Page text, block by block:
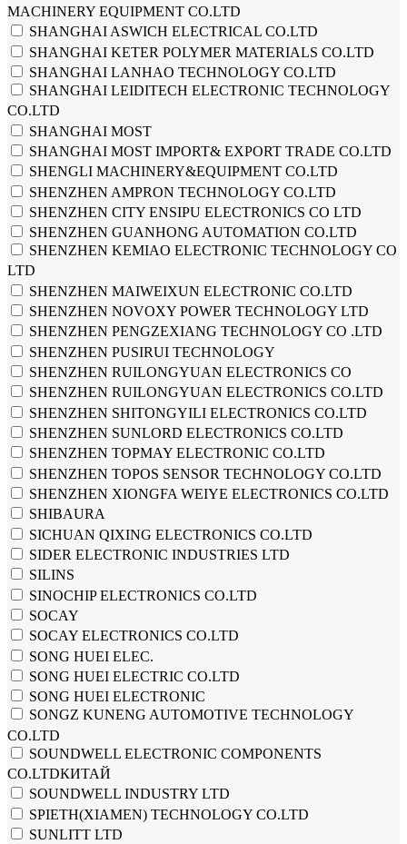
MACHINERY EQUIPMENT CO.LTD
SHANGHAI ASWICH ELECTRICAL CO.LTD
SHANGHAI KETER POLYMER MATERIALS CO.LTD
SHANGHAI LANHAO TECHNOLOGY CO.LTD
SHANGHAI LEIDITECH ELECTRONIC TECHNOLOGY
CO.LTD
SHANGHAI MOST
SHANGHAI MOST IMPORT& EXPORT TRADE CO.LTD
SHENGLI MACHINERY&EQUIPMENT CO.LTD
SHENZHEN AMPRON TECHNOLOGY CO.LTD
SHENZHEN CITY ENSIPU ELECTRONICS CO LTD
SHENZHEN GUANHONG AUTOMATION CO.LTD
SHENZHEN KEMIAO ELECTRONIC TECHNOLOGY CO
LTD
SHENZHEN MAIWEIXUN ELECTRONIC CO.LTD
SHENZHEN NOVOXY POWER TECHNOLOGY LTD
SHENZHEN PENGZEXIANG TECHNOLOGY CO .LTD
SHENZHEN PUSIRUI TECHNOLOGY
SHENZHEN RUILONGYUAN ELECTRONICS CO
SHENZHEN RUILONGYUAN ELECTRONICS CO.LTD
SHENZHEN SHITONGYILI ELECTRONICS CO.LTD
SHENZHEN SUNLORD ELECTRONICS CO.LTD
SHENZHEN TOPMAY ELECTRONIC CO.LTD
SHENZHEN TOPOS SENSOR TECHNOLOGY CO.LTD
SHENZHEN XIONGFA WEIYE ELECTRONICS CO.LTD
SHIBAURA
SICHUAN QIXING ELECTRONICS CO.LTD
SIDER ELECTRONIC INDUSTRIES LTD
SILINS
SINOCHIP ELECTRONICS CO.LTD
SOCAY
SOCAY ELECTRONICS CO.LTD
SONG HUEI ELEC.
SONG HUEI ELECTRIC CO.LTD
SONG HUEI ELECTRONIC
SONGZ KUNENG AUTOMOTIVE TECHNOLOGY
CO.LTD
SOUNDWELL ELECTRONIC COMPONENTS
CO.LTDКИТАЙ
SOUNDWELL INDUSTRY LTD
SPIETH(XIAMEN) TECHNOLOGY CO.LTD
SUNLITT LTD